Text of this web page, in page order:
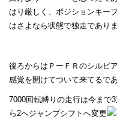
はり厳しく、ポジションキー
はさよなら状態で独走であり
後ろからはＰーＦＲのシルビ
感覚を開けてついて来てるであ
7000回転縛りの走行は今まで
ら2へジャンプシフトへ変更